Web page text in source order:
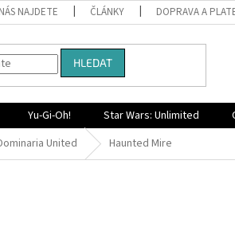
NAJDETE ČLÁNKY DOPRAVA A
HLEDAT
Yu-Gi-Oh! Star Wars: Unlimited
United Haunted Mire